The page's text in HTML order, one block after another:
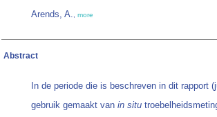
Arends, A., more
Abstract
In de periode die is beschreven in dit rapport
gebruik gemaakt van in situ